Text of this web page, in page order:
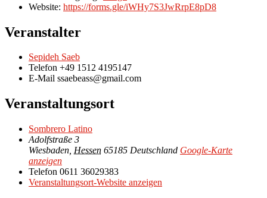
Website: https://forms.gle/iWHy7S3JwRrpE8pD8
Veranstalter
Sepideh Saeb
Telefon +49 1512 4195147
E-Mail ssaebeass@gmail.com
Veranstaltungsort
Sombrero Latino
Adolfstraße 3
Wiesbaden Hessen 65185 Deutschland Google-Karte
anzeigen
Telefon 0611 36029383
Veranstaltungsort-Website anzeigen